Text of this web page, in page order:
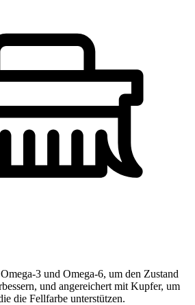
3 und Omega-6, um den Zustand
und angereichert mit Kupfer, um
die Fellfarbe unterstützen.